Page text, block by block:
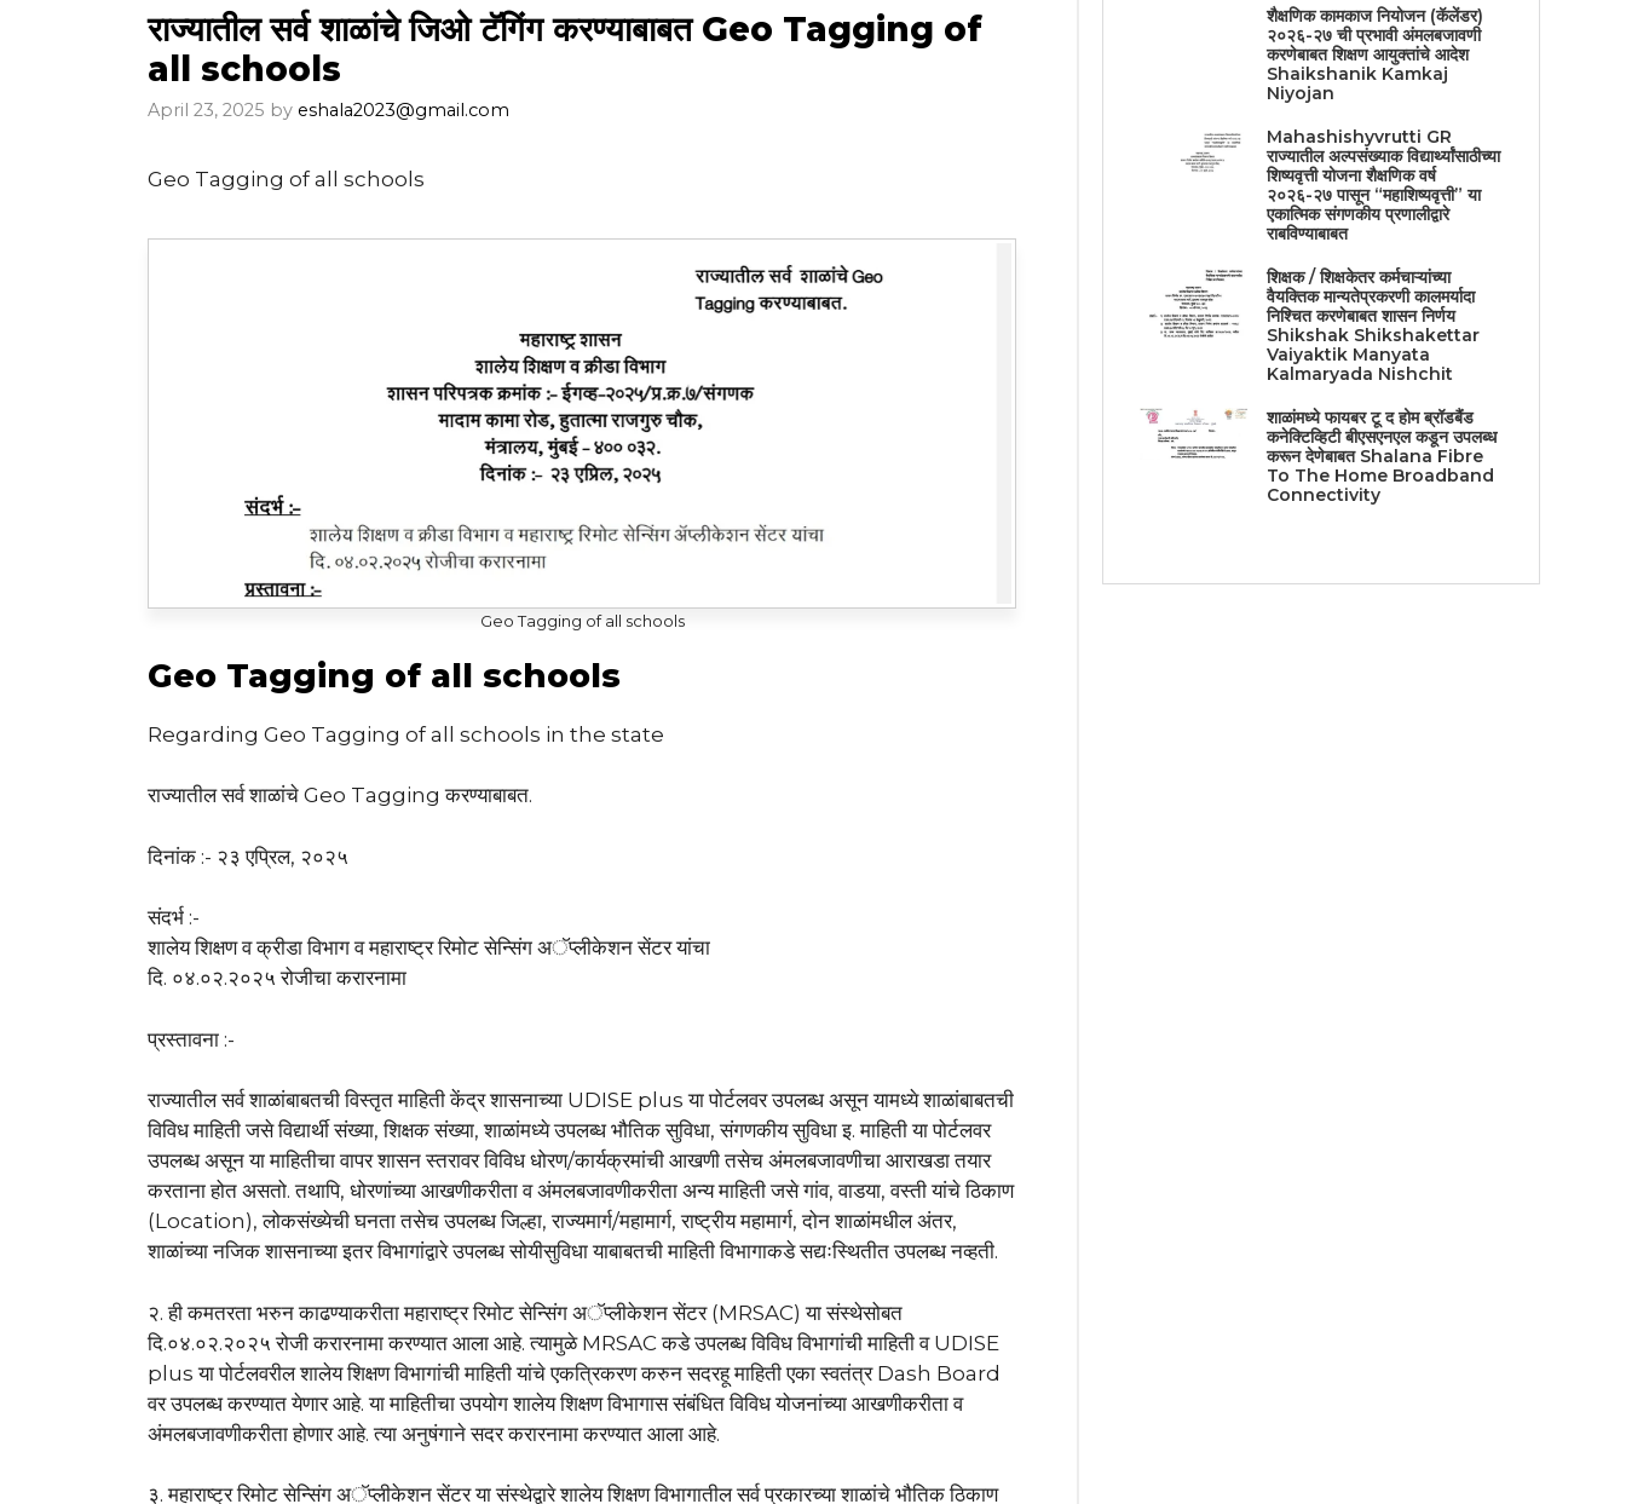
राज्यातील सर्व शाळांचे जिओ टॅगिंग करण्याबाबत Geo Tagging of
all schools
April 23, 2025 by eshala2023@gmail.com
Geo Tagging of all schools
Geo Tagging of all schools
Geo Tagging of all schools
Regarding Geo Tagging of all schools in the state
राज्यातील सर्व शाळांचे Geo Tagging करण्याबाबत.
दिनांक :- २३ एप्रिल, २०२५
संदर्भ :-
शालेय शिक्षण व क्रीडा विभाग व महाराष्ट्र रिमोट सेन्सिंग अॅप्लीकेशन सेंटर यांचा
दि. ०४.०२.२०२५ रोजीचा करारनामा
प्रस्तावना :-
राज्यातील सर्व शाळांबाबतची विस्तृत माहिती केंद्र शासनाच्या UDISE plus या पोर्टलवर उपलब्ध असून यामध्ये शाळांबाबतची
विविध माहिती जसे विद्यार्थी संख्या, शिक्षक संख्या, शाळांमध्ये उपलब्ध भौतिक सुविधा, संगणकीय सुविधा इ. माहिती या पोर्टलवर
उपलब्ध असून या माहितीचा वापर शासन स्तरावर विविध धोरण/कार्यक्रमांची आखणी तसेच अंमलबजावणीचा आराखडा तयार
करताना होत असतो. तथापि, धोरणांच्या आखणीकरीता व अंमलबजावणीकरीता अन्य माहिती जसे गांव, वाडया, वस्ती यांचे ठिकाण
(Location), लोकसंख्येची घनता तसेच उपलब्ध जिल्हा, राज्यमार्ग/महामार्ग, राष्ट्रीय महामार्ग, दोन शाळांमधील अंतर,
शाळांच्या नजिक शासनाच्या इतर विभागांद्वारे उपलब्ध सोयीसुविधा याबाबतची माहिती विभागाकडे सद्यःस्थितीत उपलब्ध नव्हती.
२. ही कमतरता भरुन काढण्याकरीता महाराष्ट्र रिमोट सेन्सिंग अॅप्लीकेशन सेंटर (MRSAC) या संस्थेसोबत
दि.०४.०२.२०२५ रोजी करारनामा करण्यात आला आहे. त्यामुळे MRSAC कडे उपलब्ध विविध विभागांची माहिती व UDISE
plus या पोर्टलवरील शालेय शिक्षण विभागांची माहिती यांचे एकत्रिकरण करुन सदरहू माहिती एका स्वतंत्र Dash Board
वर उपलब्ध करण्यात येणार आहे. या माहितीचा उपयोग शालेय शिक्षण विभागास संबंधित विविध योजनांच्या आखणीकरीता व
अंमलबजावणीकरीता होणार आहे. त्या अनुषंगाने सदर करारनामा करण्यात आला आहे.
३. महाराष्ट्र रिमोट सेन्सिंग अॅप्लीकेशन सेंटर या संस्थेद्वारे शालेय शिक्षण विभागातील सर्व प्रकारच्या शाळांचे भौतिक ठिकाण
शैक्षणिक कामकाज नियोजन (कॅलेंडर)
२०२६-२७ ची प्रभावी अंमलबजावणी
करणेबाबत शिक्षण आयुक्तांचे आदेश
Shaikshanik Kamkaj
Niyojan
Mahashishyvrutti GR
राज्यातील अल्पसंख्याक विद्यार्थ्यांसाठीच्या
शिष्यवृत्ती योजना शैक्षणिक वर्ष
२०२६-२७ पासून “महाशिष्यवृत्ती” या
एकात्मिक संगणकीय प्रणालीद्वारे
राबविण्याबाबत
शिक्षक / शिक्षकेतर कर्मचाऱ्यांच्या
वैयक्तिक मान्यतेप्रकरणी कालमर्यादा
निश्चित करणेबाबत शासन निर्णय
Shikshak Shikshakettar
Vaiyaktik Manyata
Kalmaryada Nishchit
शाळांमध्ये फायबर टू द होम ब्रॉडबैंड
कनेक्टिव्हिटी बीएसएनएल कडून उपलब्ध
करून देणेबाबत Shalana Fibre
To The Home Broadband
Connectivity